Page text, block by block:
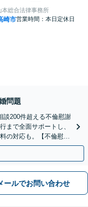
本総合法律事務所
崎市営業時間：本日定休日
問題
談200件超える不倫慰謝
まで全面サポートし、
の対応も。【不倫慰謝
ールでお問い合わせ